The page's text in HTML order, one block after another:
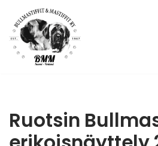
Siirry
suoraan
sisältöön
Ruotsin